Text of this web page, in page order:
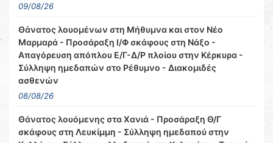
09/08/26
Θάνατος λουομένων στη Μήθυμνα και στον Νέο
Μαρμαρά - Προσάραξη Ι/Φ σκάφους στη Νάξο -
Απαγόρευση απόπλου Ε/Γ-Δ/Ρ πλοίου στην Κέρκυρα -
Σύλληψη ημεδαπών στο Ρέθυμνο - Διακομιδές
ασθενών
08/08/26
Θάνατος λουόμενης στα Χανιά - Προσάραξη Θ/Γ
σκάφους στη Λευκίμμη - Σύλληψη ημεδαπού στην